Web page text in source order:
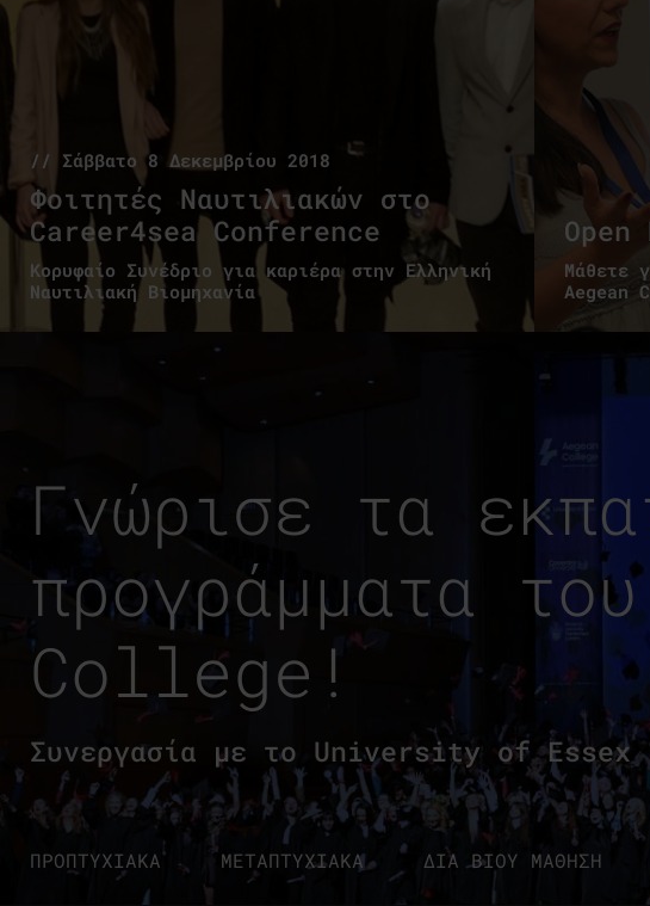
// Σάββατο 8 Δεκεμβρίου 2018
Φοιτητές Ναυτιλιακών στο
Career4sea Conference
Κορυφαίο Συνέδριο για καριέρα στην Ελληνική
Ναυτιλιακή Βιομηχανία
Open
Μάθετε
Aegean
Γνώρισε τα
προγράμματα
College!
Συνεργασία με το University of Essex
ΠΡΟΠΤΥΧΙΑΚΑ ΜΕΤΑΠΤΥΧΙΑΚΑ ΔΙΑ ΒΙΟΥ ΜΑΘΗΣΗ